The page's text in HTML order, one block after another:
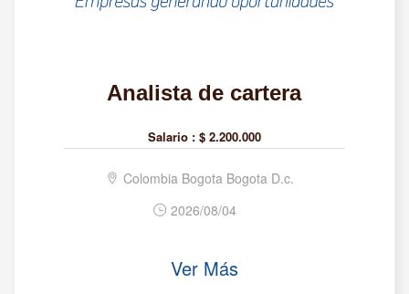
Analista de cartera
Salario : $ 2.200.000
Colombia Bogota Bogota D.c.
2026/08/04
Ver Más